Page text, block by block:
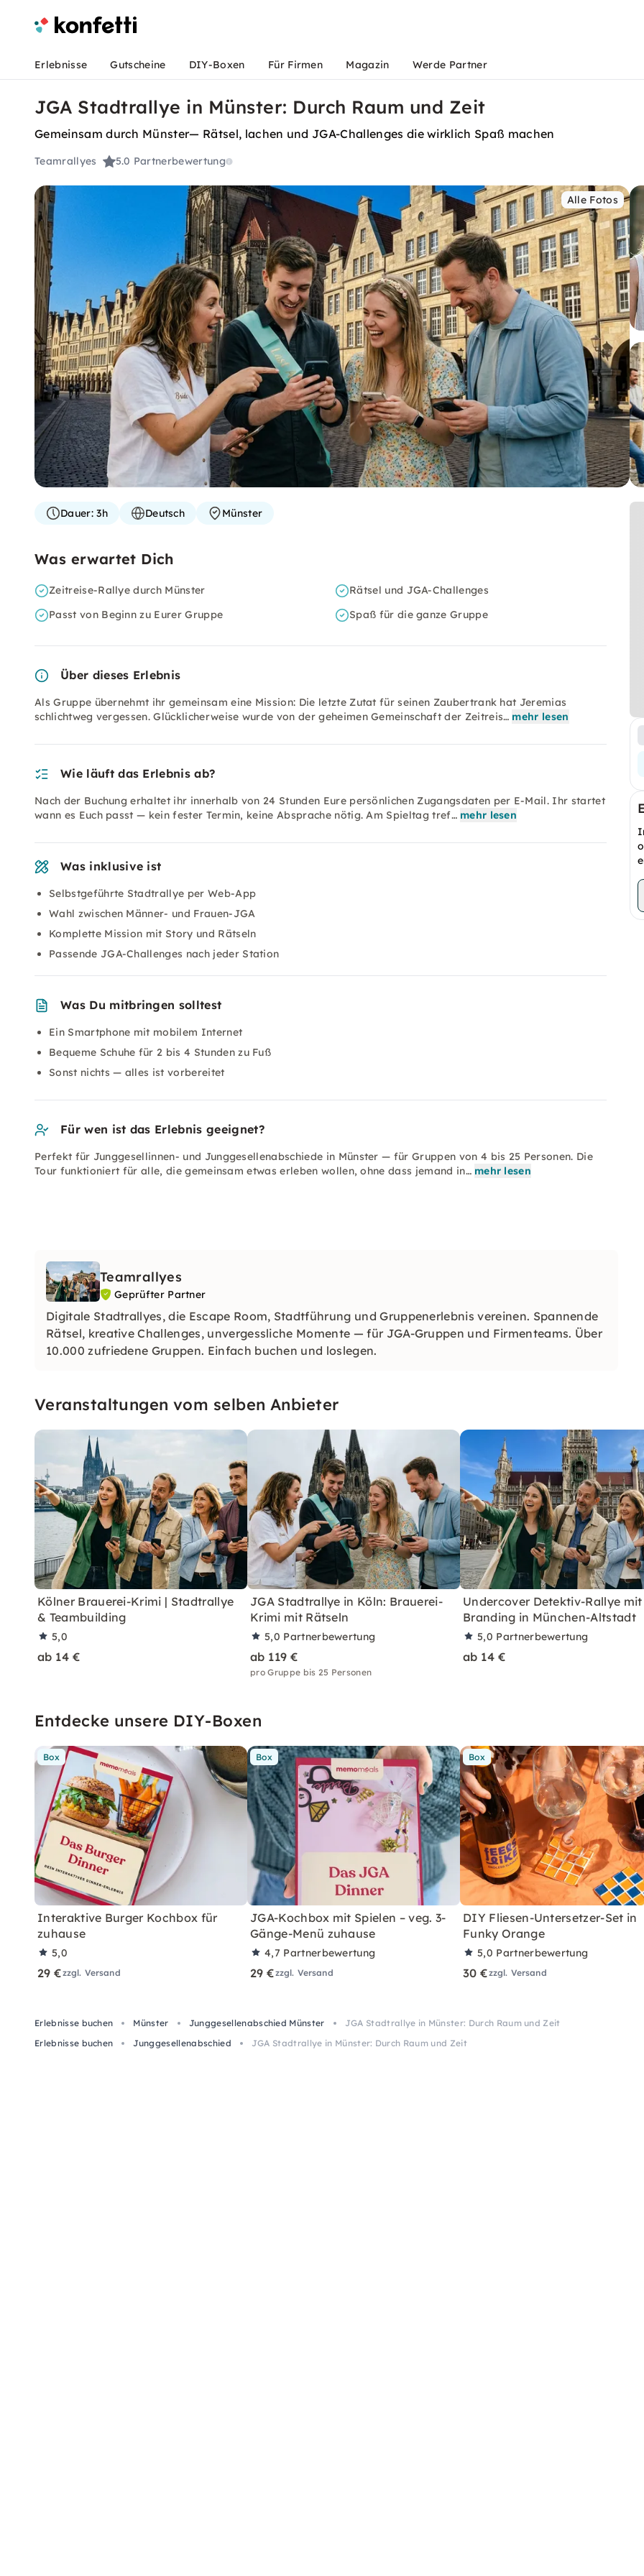
Erlebnisse Gutscheine DIY-Boxen Für Firmen Magazin Werde Partner
JGA Stadtrallye in Münster: Durch Raum und Zeit
Gemeinsam durch Münster— Rätsel, lachen und JGA-Challenges die wirklich Spaß machen
Teamrallyes 5.0 Partnerbewertung
Alle Fotos
Dauer:3h Deutsch Münster
Was erwartet Dich
Zeitreise-Rallye durch Münster
Rätsel und JGA-Challenges
Passt von Beginn zu Eurer Gruppe
Spaß für die ganze Gruppe
Über dieses Erlebnis
Als Gruppe übernehmt ihr gemeinsam eine Mission: Die letzte Zutat für seinen Zaubertrank hat Jeremias
schlichtweg vergessen. Glücklicherweise wurde von der geheimen Gemeinschaft der Zeitreis… mehr lesen
Wie läuft das Erlebnis ab?
Nach der Buchung erhaltet ihr innerhalb von 24 Stunden Eure persönlichen Zugangsdaten per E-Mail. Ihr startet
wann es Euch passt — kein fester Termin, keine Absprache nötig. Am Spieltag tref… mehr lesen
Was inklusive ist
Selbstgeführte Stadtrallye per Web-App
Wahl zwischen Männer- und Frauen-JGA
Komplette Mission mit Story und Rätseln
Passende JGA-Challenges nach jeder Station
Was Du mitbringen solltest
Ein Smartphone mit mobilem Internet
Bequeme Schuhe für 2 bis 4 Stunden zu Fuß
Sonst nichts — alles ist vorbereitet
Für wen ist das Erlebnis geeignet?
Perfekt für Junggesellinnen- und Junggesellenabschiede in Münster — für Gruppen von 4 bis 25 Personen. Die
Tour funktioniert für alle, die gemeinsam etwas erleben wollen, ohne dass jemand in… mehr lesen
Teamrallyes
Geprüfter Partner
Digitale Stadtrallyes, die Escape Room, Stadtführung und Gruppenerlebnis vereinen. Spannende
Rätsel, kreative Challenges, unvergessliche Momente — für JGA-Gruppen und Firmenteams. Über
10.000 zufriedene Gruppen. Einfach buchen und loslegen.
Veranstaltungen vom selben Anbieter
Kölner Brauerei-Krimi | Stadtrallye
& Teambuilding
5,0
ab 14 €
JGA Stadtrallye in Köln: Brauerei-
Krimi mit Rätseln
5,0 Partnerbewertung
ab 119 €
pro Gruppe bis 25 Personen
Undercover Detektiv-Rallye mit
Branding in München-Altstadt
5,0 Partnerbewertung
ab 14 €
Entdecke unsere DIY-Boxen
Box
Interaktive Burger Kochbox für
zuhause
5,0
29 €zzgl. Versand
Box
JGA-Kochbox mit Spielen – veg. 3-
Gänge-Menü zuhause
4,7 Partnerbewertung
29 €zzgl. Versand
Box
DIY Fliesen-Untersetzer-Set in
Funky Orange
5,0 Partnerbewertung
30 €zzgl. Versand
Erlebnisse buchen Münster Junggesellenabschied Münster
JGA Stadtrallye in Münster: Durch Raum und Zeit
Erlebnisse buchen
Junggesellenabschied JGA Stadtrallye in Münster: Durch Raum und Zeit